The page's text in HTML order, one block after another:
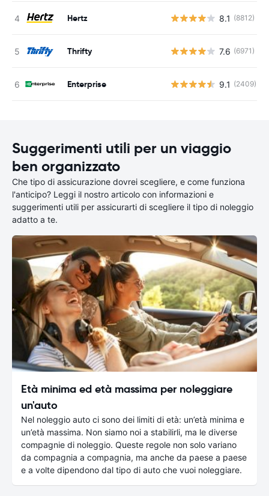
Hertz 8.1 (8812)
Thrifty 7.6 (6971)
Enterprise 9.1 (2409)
Suggerimenti utili per un viaggio
ben organizzato
Che tipo di assicurazione dovrei scegliere, e come funziona
l'anticipo? Leggi il nostro articolo con informazioni e
suggerimenti utili per assicurarti di scegliere il tipo di noleggio
adatto a te.
Età minima ed età massima per noleggiare
un'auto
Nel noleggio auto ci sono dei limiti di età: un’età minima e
un’età massima. Non siamo noi a stabilirli, ma le diverse
compagnie di noleggio. Queste regole non solo variano
da compagnia a compagnia, ma anche da paese a paese
e a volte dipendono dal tipo di auto che vuoi noleggiare.